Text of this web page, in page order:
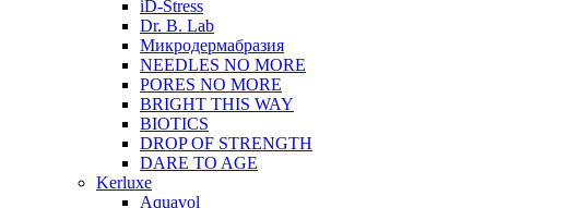
iD-Stress
Dr. B. Lab
Микродермабразия
NEEDLES NO MORE
PORES NO MORE
BRIGHT THIS WAY
BIOTICS
DROP OF STRENGTH
DARE TO AGE
Kerluxe
Aquavol